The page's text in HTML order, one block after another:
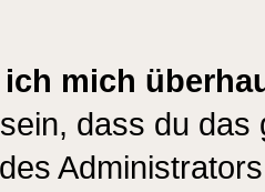
mich
dass du